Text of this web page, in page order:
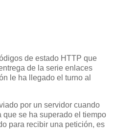
de estado HTTP que
de la serie enlaces
le ha llegado el turno al
por un servidor cuando
se ha superado el tiempo
para recibir una petición, es